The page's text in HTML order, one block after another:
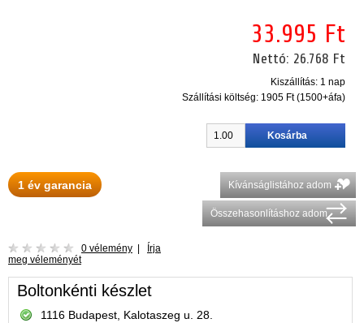
33.995 Ft
Nettó: 26.768 Ft
Kiszállítás: 1 nap
Szállítási költség: 1905 Ft (1500+áfa)
1 év garancia Kívánságlistához adom
Összehasonlításhoz adom
0 vélemény
Írja
meg véleményét
Boltonkénti készlet
1116 Budapest, Kalotaszeg u. 28.